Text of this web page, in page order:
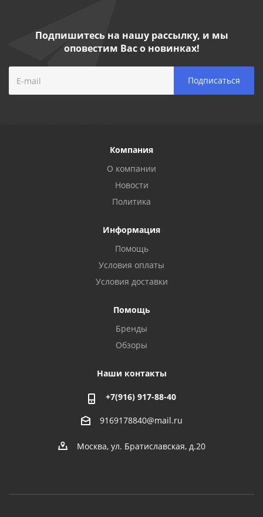
Подпишитесь на нашу рассылку, и мы
оповестим Вас о новинках!
Компания
О компании
Новости
Политика
Информация
Помощь
Условия оплаты
Условия доставки
Помощь
Бренды
Обзоры
Наши контакты
+7(916) 917-88-40
9169178840@mail.ru
Москва, ул. Братиславская, д.20